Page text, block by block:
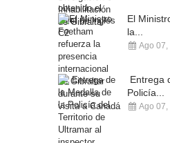
El
la...
Ago 07,
Entrega
Policía...
Ago 07,